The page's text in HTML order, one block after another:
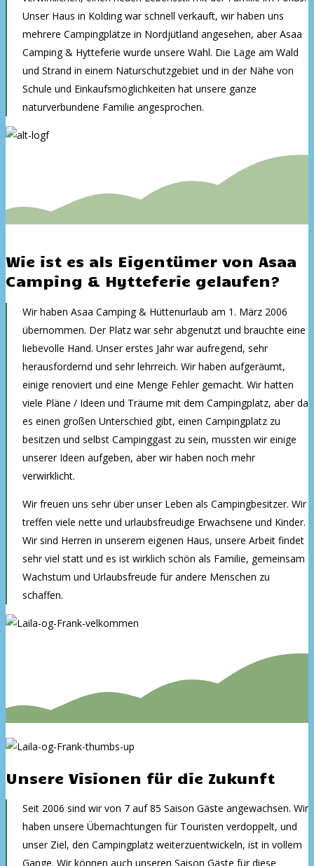
Unser Haus in Kolding war schnell verkauft, wir haben uns
mehrere Campingplätze in Nordjütland angesehen, aber Asaa
Camping & Hytteferie wurde unsere Wahl. Die Lage am Wald
und Strand in einem Naturschutzgebiet und in der Nähe von
Schule und Einkaufsmöglichkeiten hat unsere ganze
naturverbundene Familie angesprochen.
Wie ist es als Eigentümer von Asaa
Camping & Hytteferie gelaufen?
Wir haben Asaa Camping & Hüttenurlaub am 1. März 2006
übernommen. Der Platz war sehr abgenutzt und brauchte eine
liebevolle Hand. Unser erstes Jahr war aufregend, sehr
herausfordernd und sehr lehrreich. Wir haben aufgeräumt,
einige renoviert und eine Menge Fehler gemacht. Wir hatten
viele Pläne / Ideen und Träume mit dem Campingplatz, aber da
es einen großen Unterschied gibt, einen Campingplatz zu
besitzen und selbst Campinggast zu sein, mussten wir einige
unserer Ideen aufgeben, aber wir haben noch mehr
verwirklicht.
Wir freuen uns sehr über unser Leben als Campingbesitzer. Wir
treffen viele nette und urlaubsfreudige Erwachsene und Kinder.
Wir sind Herren in unserem eigenen Haus, unsere Arbeit findet
sehr viel statt und es ist wirklich schön als Familie, gemeinsam
Wachstum und Urlaubsfreude für andere Menschen zu
schaffen.
Unsere Visionen für die Zukunft
Seit 2006 sind wir von 7 auf 85 Saison Gäste angewachsen. Wir
haben unsere Übernachtungen für Touristen verdoppelt, und
unser Ziel, den Campingplatz weiterzuentwickeln, ist in vollem
Gange. Wir können auch unseren Saison Gäste für diese